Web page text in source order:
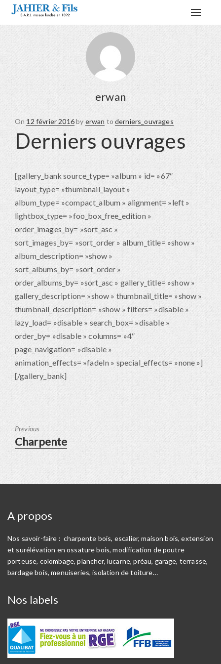
Toggle
erwan
On Posted
on
12 février 2016by erwan to derniers_ouvrages
Derniers ouvrages
[gallery_bank source_type= »album » id= »67″
layout_type= »thumbnail_layout »
album_type= »compact_album » alignment= »left »
lightbox_type= »foo_box_free_edition »
order_images_by= »sort_asc »
sort_images_by= »sort_order » album_title= »show »
album_description= »show »
sort_albums_by= »sort_order »
order_albums_by= »sort_asc » gallery_title= »show »
gallery_description= »show » thumbnail_title= »show »
thumbnail_description= »show » filters= »disable »
lazy_load= »disable » search_box= »disable »
order_by= »disable » columns= »4″
page_navigation= »disable »
animation_effects= »fadeIn » special_effects= »none »]
[/gallery_bank]
Previous
Previous
post:
Charpente
A propos
Nos savoir-faire : charpente bois, escalier, maison bois, extension
et surélévation en ossature bois, modification de poutre
porteuse, colombage, plancher, lucarne, préau, garage, terrasse,
bardage bois, menuiseries, isolation de toiture…
Nos labels